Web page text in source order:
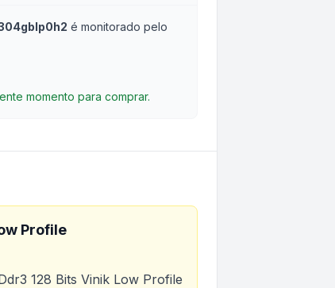
é monitorado pelo
momento para comprar.
Profile
128 Bits Vinik Low Profile